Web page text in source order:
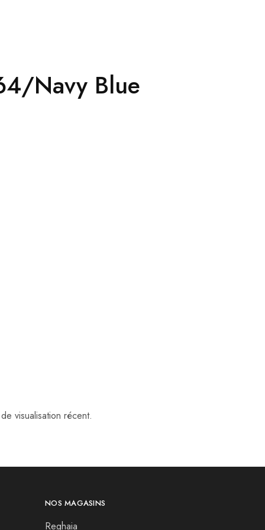
Navy Blue
visualisation récent.
NOS MAGASINS
Reghaia